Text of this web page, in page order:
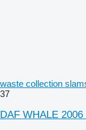
waste collection
37
DAF WHALE